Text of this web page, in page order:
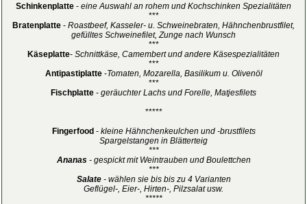
Schinkenplatte - eine Auswahl an rohem und Kochschinken Spezialitäten
***
Bratenplatte - Roastbeef, Kasseler- u. Schweinebraten, Hähnchenbrustfilet,
gefülltes Schweinefilet, Zunge nach Wunsch
***
Käseplatte- Schnittkäse, Camembert und andere Käsespezialitäten
***
Antipastiplatte-Tomaten, Mozarella, Basilikum u. Olivenöl
***
Fischplatte - geräuchter Lachs und Forelle, Matjesfilets
*****
Fingerfood - kleine Hähnchenkeulchen und -brustfilets
Spargelstangen in Blätterteig
***
Ananas-gespickt mit Weintrauben und Boulettchen
***
Salate- wählen sie bis bis zu 4 Varianten
Geflügel-, Eier-, Hirten-, Pilzsalat usw.
*****